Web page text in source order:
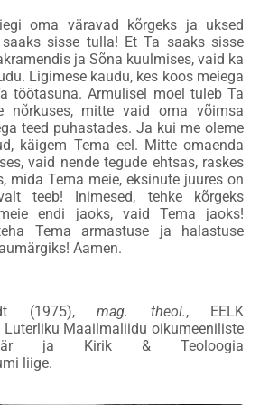
oma väravad kõrgeks ja uksed
sisse tulla! Et Ta saaks sisse
ja Sõna kuulmises, vaid ka
Ligimese kaudu, kes koos meiega
töötasuna. Armulisel moel tuleb Ta
nõrkuses, mitte vaid oma võimsa
teed puhastades. Ja kui me oleme
käigem Tema eel. Mitte omaenda
vaid nende tegude ehtsas, raskes
mida Tema meie, eksinute juures on
teeb! Inimesed, tehke kõrgeks
endi jaoks, vaid Tema jaoks!
Tema armastuse ja halastuse
Aamen.
(1975),mag. theol., EELK
Luterliku Maailmaliidu oikumeeniliste
ja Kirik & Teoloogia
liige.